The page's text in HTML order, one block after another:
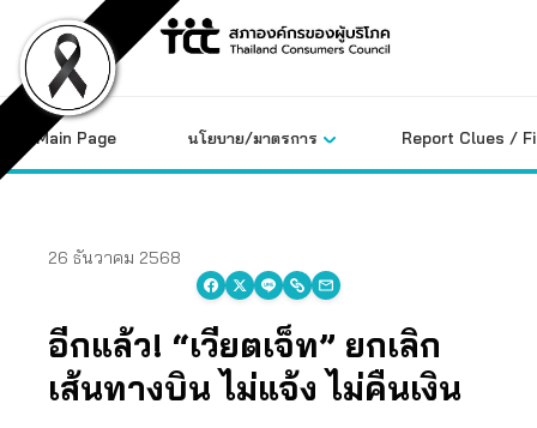
content
Main Page นโยบาย/มาตรการ Report Clues /
26 ธันวาคม 2568
อีกแล้ว! “เวียตเจ็ท” ยกเลิก
เส้นทางบิน ไม่แจ้ง ไม่คืนเงิน